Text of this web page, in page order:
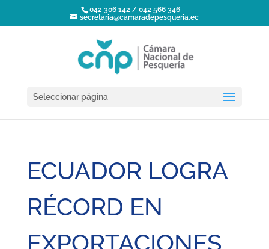
042 306 142 / 042 566 346
secretaria@camaradepesqueria.ec
Seleccionar página
ECUADOR LOGRA
RÉCORD EN
EXPORTACIONES